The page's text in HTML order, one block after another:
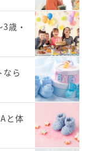
歳・
ら
と体